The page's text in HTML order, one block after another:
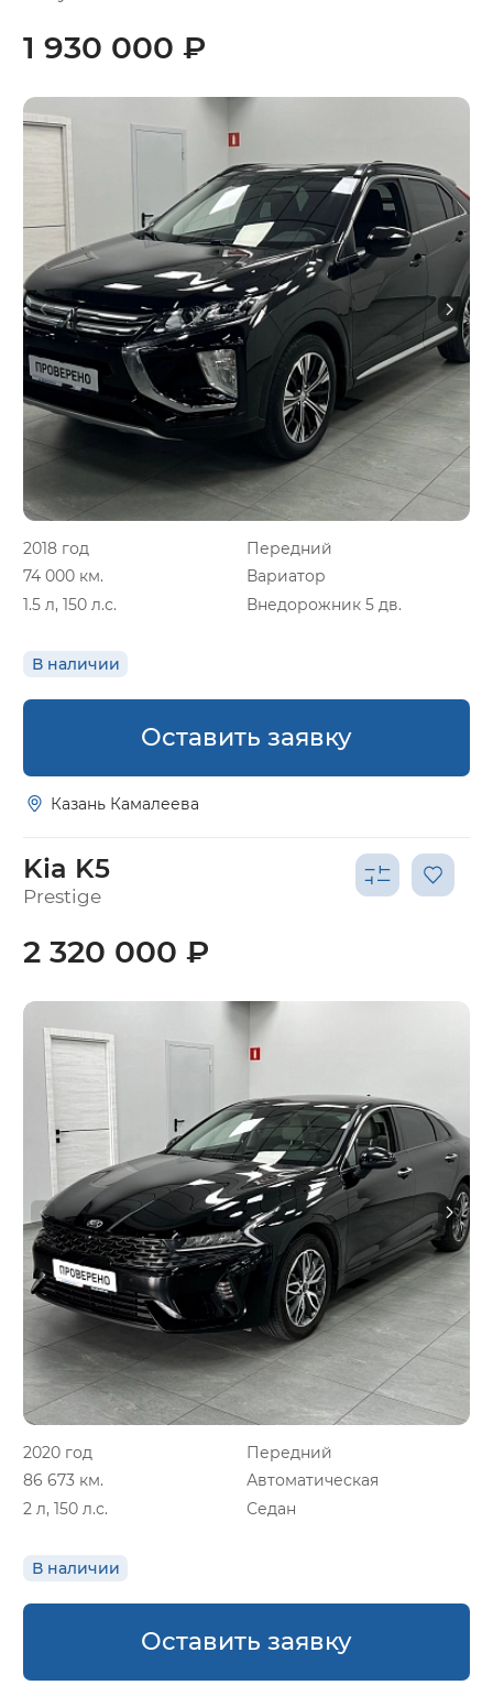
2018 год
Передний
74 000 км.
Вариатор
1.5 л, 150 л.с.
Внедорожник 5 дв.
В наличии
1 930 000 ₽
Оставить заявку
Казань Камалеева
Kia K5
Prestige
2020 год
Передний
86 673 км.
Автоматическая
2 л, 150 л.с.
Седан
В наличии
2 320 000 ₽
Оставить заявку